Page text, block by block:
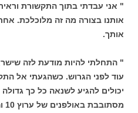
" אני עבדתי בתוך התקשורת
אותנו בצורה מה זה מלוכלכת.
אותך.
" התחלתי להיות מודעת לזה
עוד לפני הגרוש. כשהגעתי אל
יכולים להגיע לשנאה כל כך